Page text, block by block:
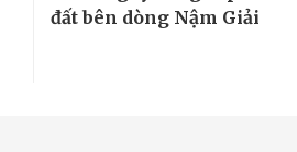
đất bên dòng Nậm Giải